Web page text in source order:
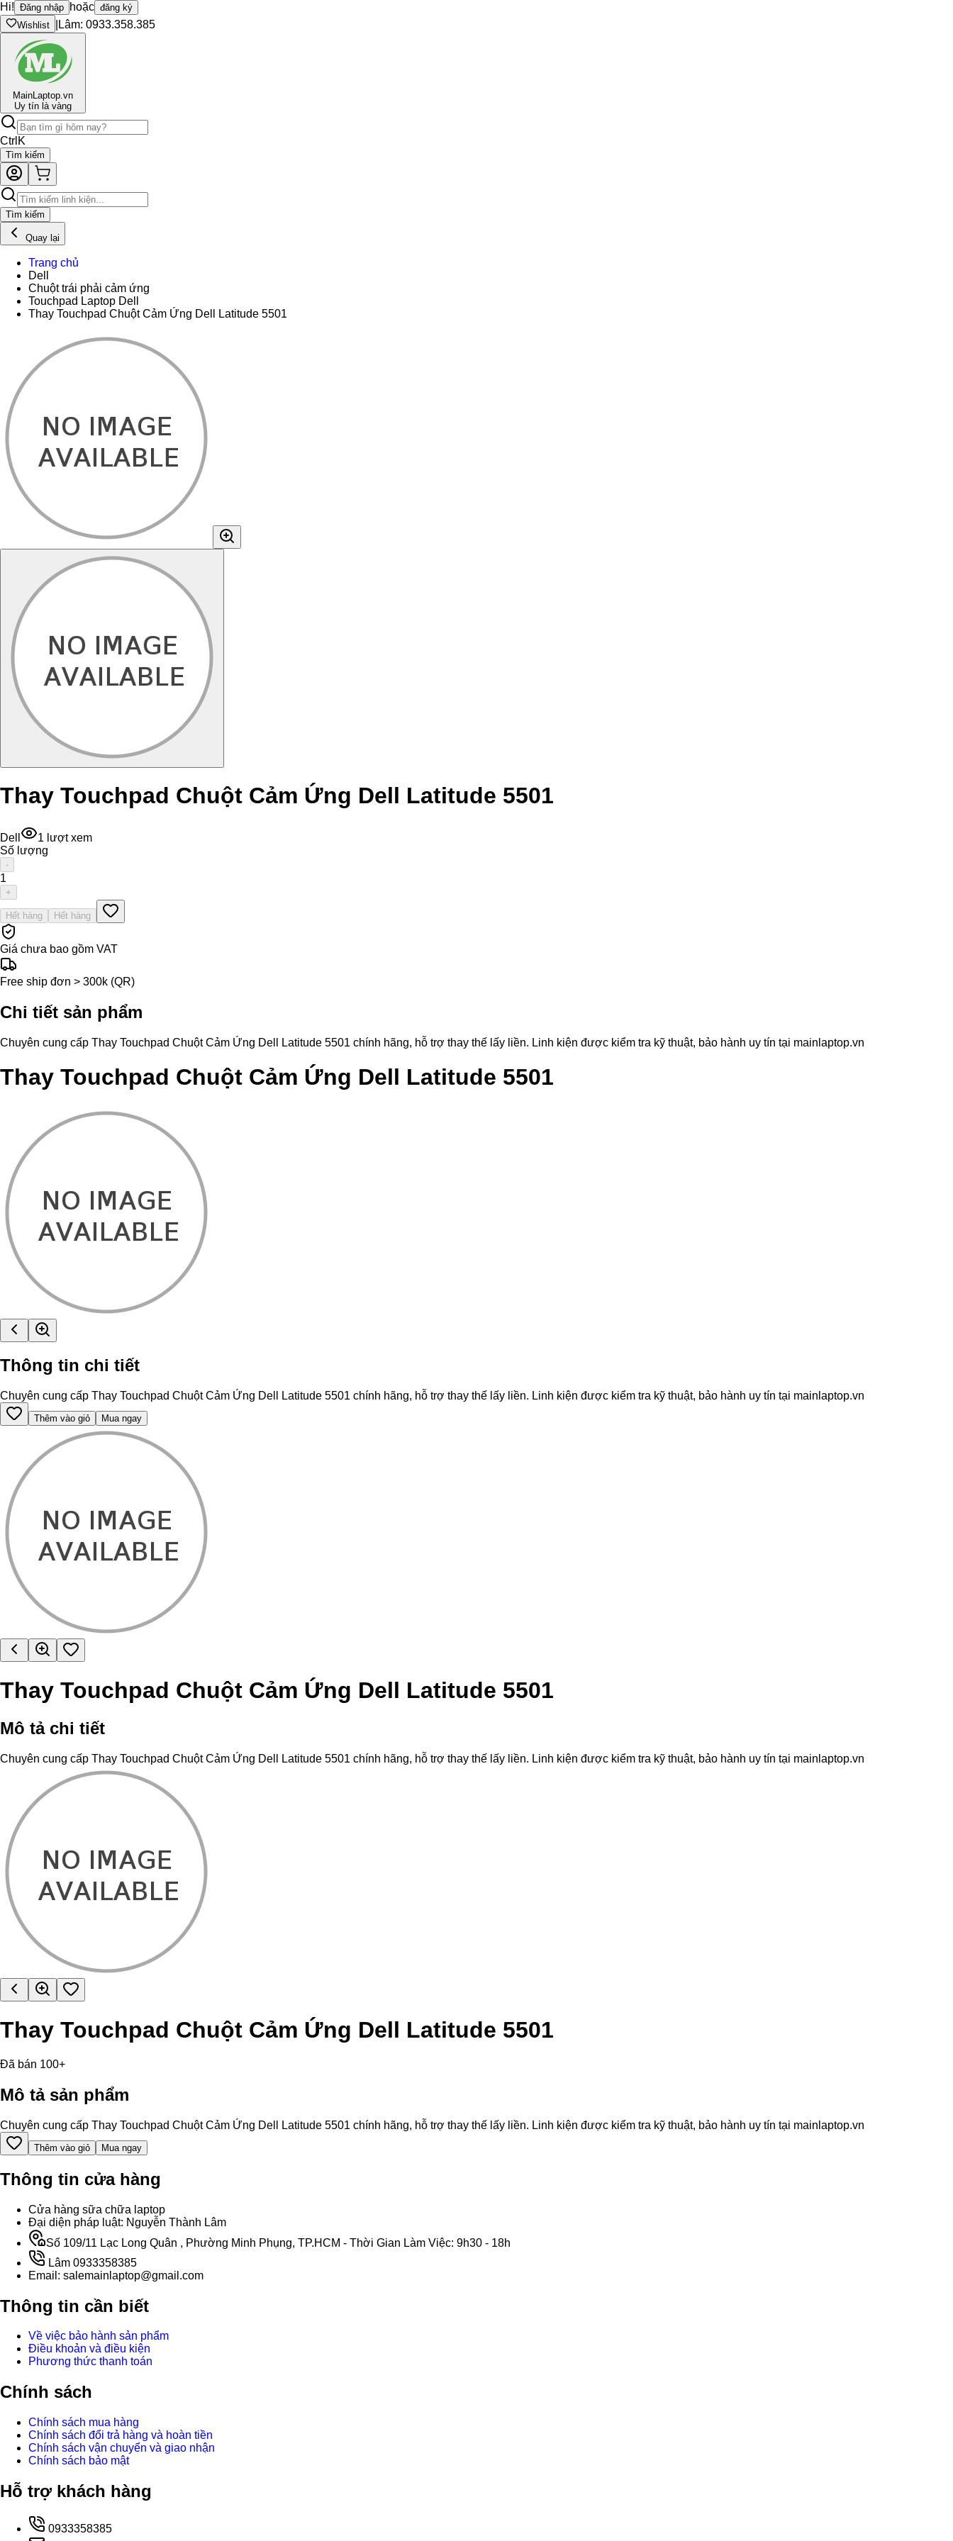
Hi! Đăng nhập hoặc đăng ký
Wishlist
Lâm: 0933.358.385
MainLaptop.vn
Uy tín là vàng
Ctrl K
Tìm kiếm
Tìm kiếm
Quay lại
Trang chủ
Dell
Chuột trái phải cảm ứng
Touchpad Laptop Dell
Thay Touchpad Chuột Cảm Ứng Dell Latitude 5501
Thay Touchpad Chuột Cảm Ứng Dell Latitude 5501
Dell 1 lượt xem
Số lượng
-
1
+
Hết hàng Hết hàng
Giá chưa bao gồm VAT
Free ship đơn > 300k (QR)
Chi tiết sản phẩm
Chuyên cung cấp Thay Touchpad Chuột Cảm Ứng Dell Latitude 5501 chính hãng, hỗ trợ thay thế lấy liền. Linh kiện được kiểm tra kỹ thuật, bảo hành uy tín tại mainlaptop.vn
Thay Touchpad Chuột Cảm Ứng Dell Latitude 5501
Thông tin chi tiết
Chuyên cung cấp Thay Touchpad Chuột Cảm Ứng Dell Latitude 5501 chính hãng, hỗ trợ thay thế lấy liền. Linh kiện được kiểm tra kỹ thuật, bảo hành uy tín tại mainlaptop.vn
Thêm vào giỏ Mua ngay
Thay Touchpad Chuột Cảm Ứng Dell Latitude 5501
Mô tả chi tiết
Chuyên cung cấp Thay Touchpad Chuột Cảm Ứng Dell Latitude 5501 chính hãng, hỗ trợ thay thế lấy liền. Linh kiện được kiểm tra kỹ thuật, bảo hành uy tín tại mainlaptop.vn
Thay Touchpad Chuột Cảm Ứng Dell Latitude 5501
Đã bán 100+
Mô tả sản phẩm
Chuyên cung cấp Thay Touchpad Chuột Cảm Ứng Dell Latitude 5501 chính hãng, hỗ trợ thay thế lấy liền. Linh kiện được kiểm tra kỹ thuật, bảo hành uy tín tại mainlaptop.vn
Thêm vào giỏ Mua ngay
Thông tin cửa hàng
Cửa hàng sữa chữa laptop
Đại diện pháp luật: Nguyễn Thành Lâm
Số 109/11 Lạc Long Quân , Phường Minh Phụng, TP.HCM - Thời Gian Làm Việc: 9h30 - 18h
Lâm 0933358385
Email: salemainlaptop@gmail.com
Thông tin cần biết
Về việc bảo hành sản phẩm
Điều khoản và điều kiện
Phương thức thanh toán
Chính sách
Chính sách mua hàng
Chính sách đổi trả hàng và hoàn tiền
Chính sách vận chuyển và giao nhận
Chính sách bảo mật
Hỗ trợ khách hàng
0933358385